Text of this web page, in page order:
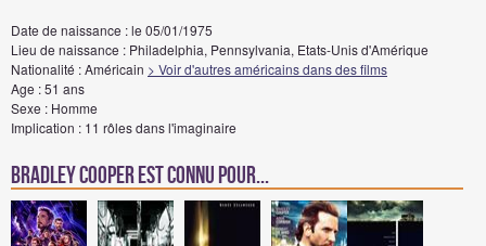
Date de naissance : le 05/01/1975
Lieu de naissance : Philadelphia, Pennsylvania, Etats-Unis d'Amérique
Nationalité : Américain > Voir d'autres américains dans des films
Age : 51 ans
Sexe : Homme
Implication : 11 rôles dans l'imaginaire
Bradley Cooper est connu pour...